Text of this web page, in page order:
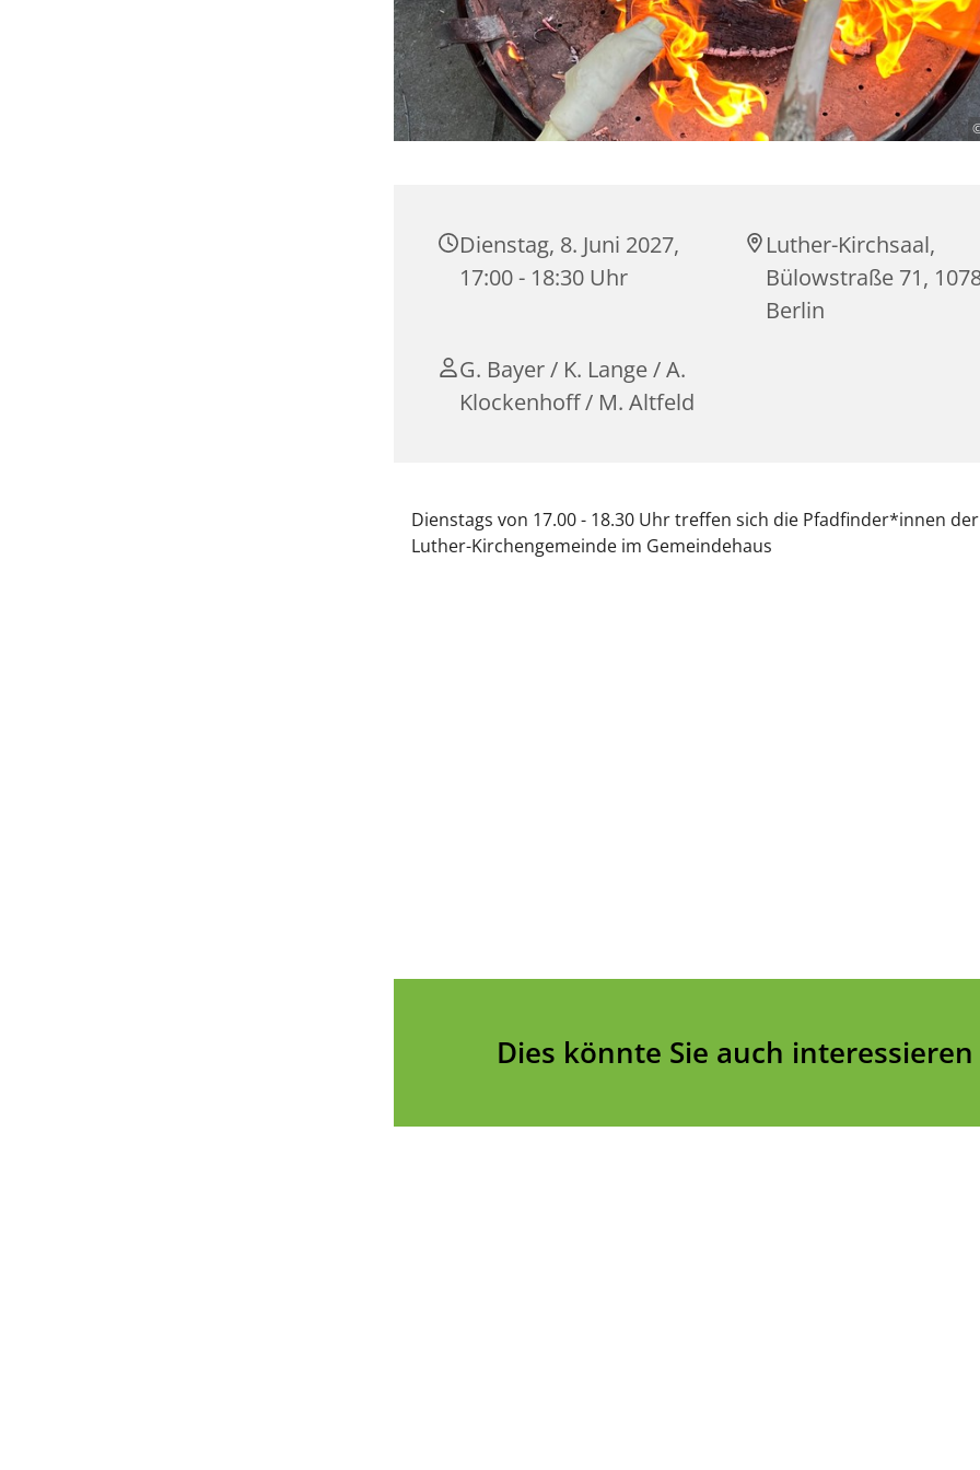
Dienstag, 8. Juni 2027,
17:00 - 18:30 Uhr
Luther-Kirchsaal,
Bülowstraße 71,
Berlin
G. Bayer / K. Lange / A.
Klockenhoff / M. Altfeld
Dienstags von 17.00 - 18.30 Uhr treffen sich die Pfadfinder*innen der
Luther-Kirchengemeinde im Gemeindehaus
Dies könnte Sie auch interessieren